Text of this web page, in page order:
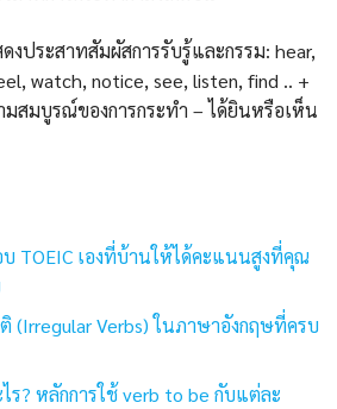
งประสาทสัมผัสการรับรู้และกรรม: hear,
watch, notice, see, listen, find .. +
มสมบูรณ์ของการกระทำ – ได้ยินหรือเห็น
บ TOEIC เองที่บ้านให้ได้คะแนนสูงที่คุณ
(Irregular Verbs) ในภาษาอังกฤษที่ครบ
ร? หลักการใช้ verb to be กับแต่ละ